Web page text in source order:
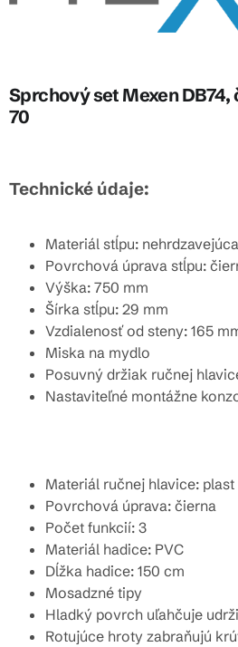
Sprchový set Mexen
70
Technické údaje:
Materiál stĺpu:
Povrchová úprava stĺpu:
Výška: 750 mm
Šírka stĺpu: 29 mm
Vzdialenosť od steny: 165
Miska na mydlo
Posuvný držiak ručnej
Nastaviteľné montážne
Materiál ručnej hlavice: plast
Povrchová úprava: čierna
Počet funkcií: 3
Materiál hadice: PVC
Dĺžka hadice: 150 cm
Mosadzné tipy
Hladký povrch uľahčuje
Rotujúce hroty zabraňujú